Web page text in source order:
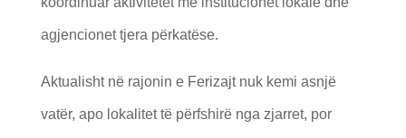
agjencionet tjera përkatëse.
Aktualisht në rajonin e Ferizajt nuk kemi asnjë
vatër, apo lokalitet të përfshirë nga zjarret, por